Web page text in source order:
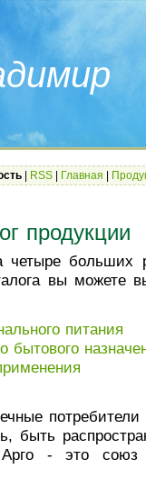
RSS Главная
продукции
четыре больших
вы можете
питания
бытового
быть
Арго - это союз